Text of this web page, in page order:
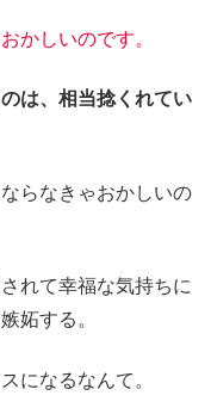
かしいのです。
は、相当捻くれてい
らなきゃおかしいの
れて幸福な気持ちに
妬する。
になるなんて。